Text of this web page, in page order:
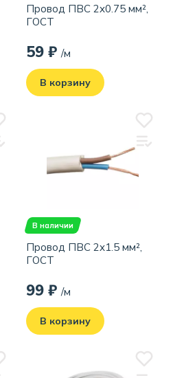
Провод ПВС 2x0.75 мм²,
ГОСТ
59 ₽ /м
В корзину
В наличии
Провод ПВС 2x1.5 мм²,
ГОСТ
99 ₽ /м
В корзину